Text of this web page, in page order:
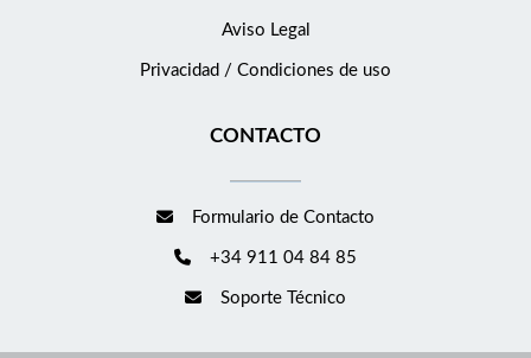
Aviso Legal
Privacidad / Condiciones de uso
CONTACTO
Formulario de Contacto
+34 911 04 84 85
Soporte Técnico